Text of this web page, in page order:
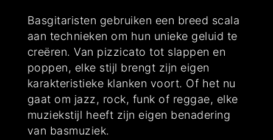
Basgitaristen gebruiken een breed scala
aan technieken om hun unieke geluid te
creëren. Van pizzicato tot slappen en
poppen, elke stijl brengt zijn eigen
karakteristieke klanken voort. Of het nu
gaat om jazz, rock, funk of reggae, elke
muziekstijl heeft zijn eigen benadering
van basmuziek.